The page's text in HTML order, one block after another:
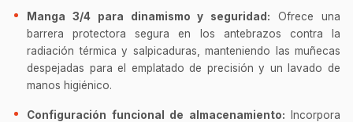
Manga 3/4 para dinamismo y seguridad: Ofrece una
barrera protectora segura en los antebrazos contra la
radiación térmica y salpicaduras, manteniendo las muñecas
despejadas para el emplatado de precisión y un lavado de
manos higiénico.
Configuración funcional de almacenamiento: Incorpora